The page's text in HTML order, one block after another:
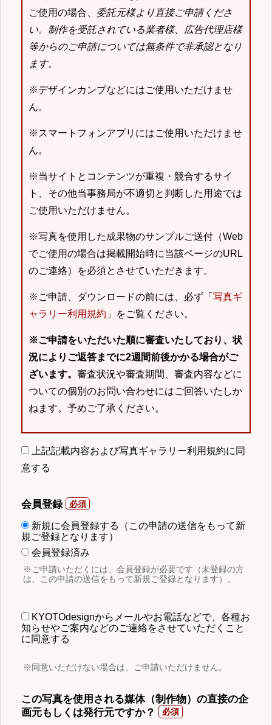
ご使用の場合、 委託元様より直接ご申請くださ
い。 制作を受託されている業者様、広告代理店様
等からのご申請については無条件で非承認となり
ます。
※デザインカンプなどにはご使用いただけませ
ん。
※スマートフォンアプリにはご使用いただけませ
ん。
※当サイトとコンテンツが重複・競合するサイ
ト、その他当事務局が不適切と判断した用途では
ご使用いただけません。
※写真を使用した成果物のサンプルご送付（Web
でご使用の場合は掲載開始時に当該ページのURL
のご連絡）を必須とさせていただきます。
※ご申請、ダウンロードの前には、必ず「 写真ギ
ャラリー利用規約 」をご覧ください。
※ご申請をいただいた順に審査いたしており、状
況によりご返答までに2週間前後かかる場合がご
ざいます。 審査状況や審査期間、審査内容などに
ついての個別のお問い合わせにはご回答いたしか
ねます。予めご了承ください。
上記記載内容および写真ギャラリー利用規約に同
意する
会員登録
新規に会員登録する（この申請の送信をもって新
規ご登録となります）
会員登録済み
※ご申請いただくには、会員登録が必要です（未登録の方
は、この申請の送信をもって新規ご登録となります）。
KYOTOdesignからメールやお電話などで、各種お
知らせやご案内などのご連絡をさせていただくこと
に同意する
※同意いただけない場合は、ご申請いただけません。
この写真を使用される媒体（制作物）の直接の企
画元もしくは発行元ですか？